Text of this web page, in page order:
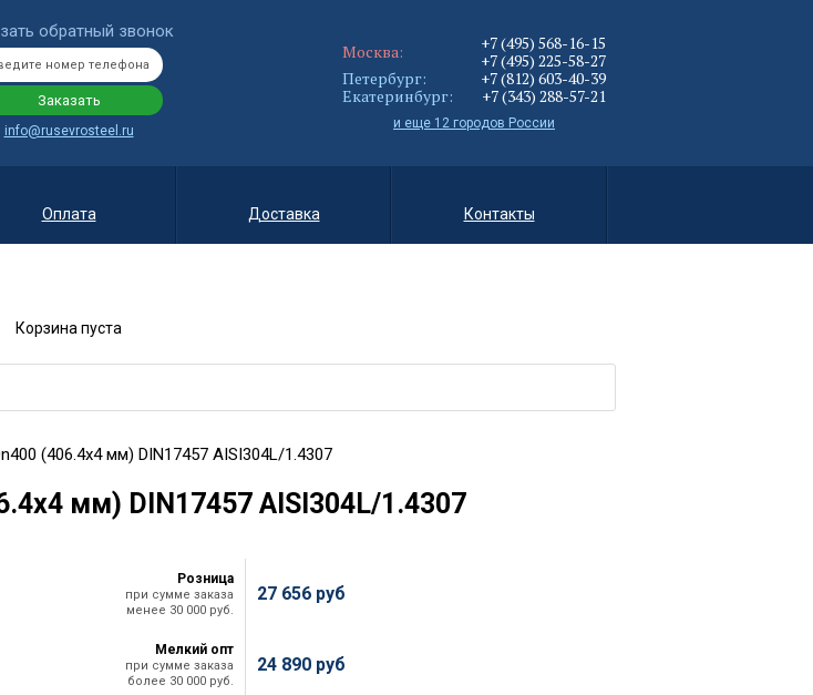
обратный звонок
info@rusevrosteel.ru
Москва:
+7 (495) 568-16-15
+7 (495) 225-58-27
Петербург:
+7 (812) 603-40-39
Екатеринбург:
+7 (343) 288-57-21
и еще 12 городов России
Оплата Доставка Контакты
Корзина пуста
(406.4х4 мм) DIN17457 AISI304L/1.4307
мм) DIN17457 AISI304L/1.4307
Розница
при сумме заказа
менее 30 000 руб.
27 656 руб
Мелкий опт
при сумме заказа
более 30 000 руб.
24 890 руб